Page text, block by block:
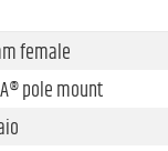
female
pole mount